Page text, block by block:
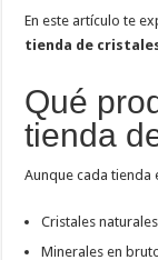
En este artículo te
tienda de
Qué
tienda
Aunque cada tienda
Cristales naturales
Minerales en